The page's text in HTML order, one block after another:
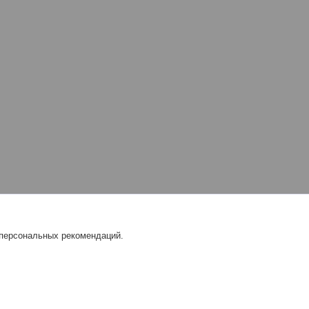
рекомендаций.